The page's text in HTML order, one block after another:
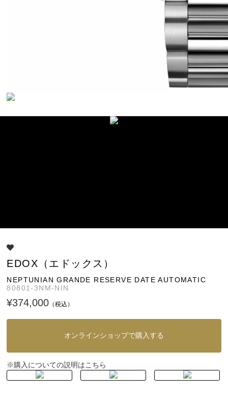
EDOX（エドックス）
NEPTUNIAN GRANDE RESERVE DATE AUTOMATIC
80801-3NM-NIN
¥374,000 （税込）
オンラインショップで購入する
※購入についての説明はこちら